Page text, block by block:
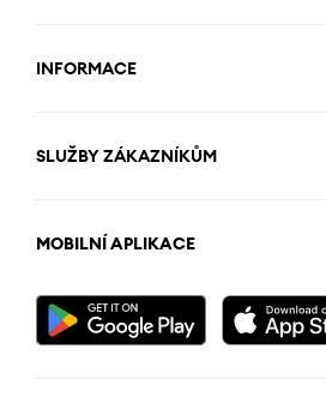
INFORMACE
SLUŽBY ZÁKAZNÍKŮM
MOBILNÍ APLIKACE